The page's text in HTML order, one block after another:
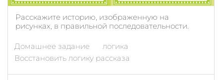
Расскажите историю, изображенную на
рисунках, в правильной последовательности.
Домашнее задание
логика
Восстановить логику рассказа